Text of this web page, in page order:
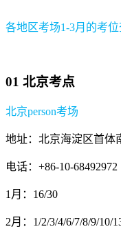
各地区考场1-3月的考
01 北京考点
北京person考场
地址：北京海淀区首体
电话：+86-10-68492972
1月：16/30
2月：1/2/3/4/6/7/8/9/10/